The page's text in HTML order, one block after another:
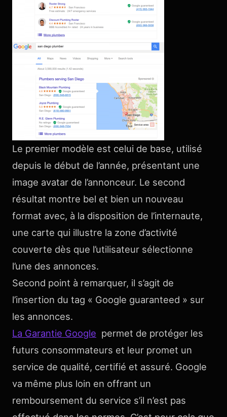
Le premier modèle est celui de base, utilisé
depuis le début de l’année, présentant une
image avatar de l’annonceur. Le second
résultat montre bel et bien un nouveau
format avec, à la disposition de l’internaute,
une carte qui illustre la zone d’activité
couverte dès que l’utilisateur sélectionne
l’une des annonces.
Second point à remarquer, il s’agit de
l’insertion du tag « Google guaranteed » sur
les annonces.
La Garantie Google permet de protéger les
futurs consommateurs et leur promet un
service de qualité, certifié et assuré. Google
va même plus loin en offrant un
remboursement du service s’il n’est pas